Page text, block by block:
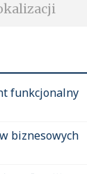
funkcjonalny
biznesowych